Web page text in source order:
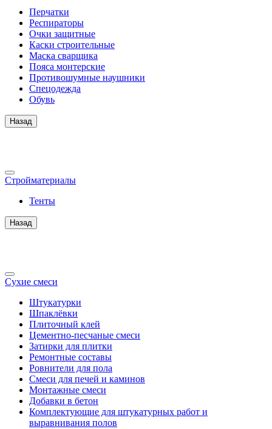
Перчатки
Респираторы
Очки защитные
Каски строительные
Маска сварщика
Пояса монтерские
Противошумные наушники
Спецодежда
Обувь
Назад
Стройматериалы
Тенты
Назад
Сухие смеси
Штукатурки
Шпаклёвки
Плиточный клей
Цементно-песчаные смеси
Затирки для плитки
Ремонтные составы
Ровнители для пола
Смеси для печей и каминов
Монтажные смеси
Добавки в бетон
Комплектующие для штукатурных работ и
выравнивания полов